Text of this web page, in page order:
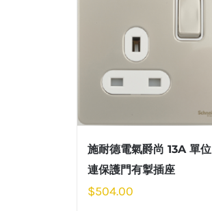
施耐德電氣爵尚 13A 單位
連保護門有掣插座
$504.00